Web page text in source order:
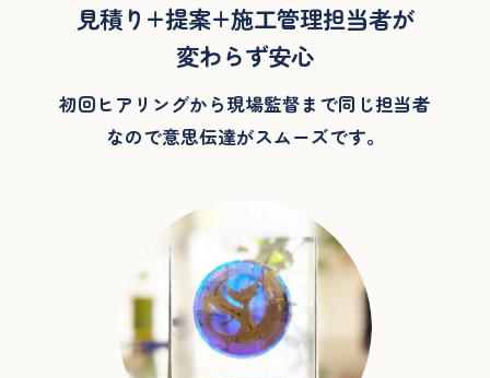
見積り+提案+施工管理担当者が
変わらず安心
初回ヒアリングから現場監督まで同じ担当者
なので意思伝達がスムーズです。